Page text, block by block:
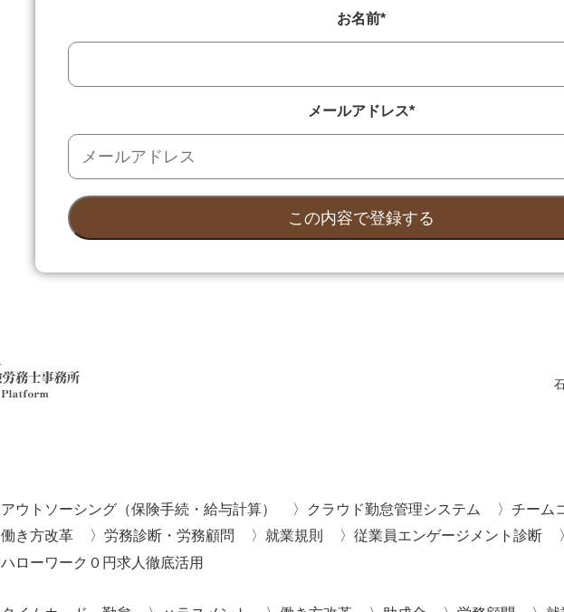
お名前*
メールアドレス*
アウトソーシング（保険手続・給与計算） クラウド勤怠管理システム
チーム
働き方改革
労務診断・労務顧問 就業規則
従業員エンゲージメント診断
ハローワーク０円求人徹底活用